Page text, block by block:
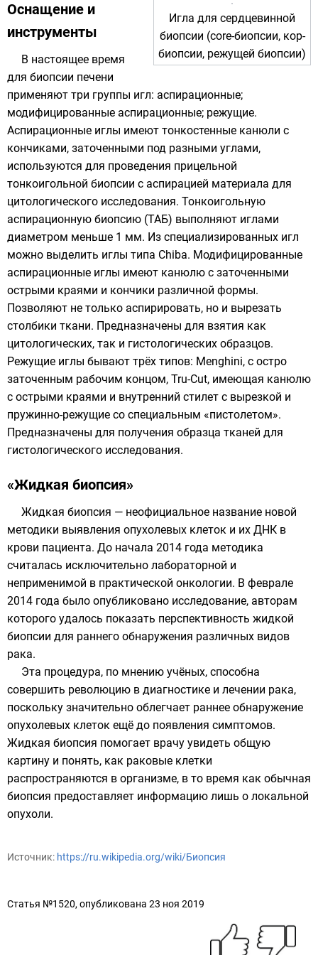
Игла для сердцевинной
биопсии (core-биопсии, кор-
биопсии, режущей биопсии)
Оснащение и
инструменты
В настоящее время
для биопсии печени
применяют три группы игл: аспирационные;
модифицированные аспирационные; режущие.
Аспирационные иглы имеют тонкостенные канюли с
кончиками, заточенными под разными углами,
используются для проведения прицельной
тонкоигольной биопсии с аспирацией материала для
цитологического исследования. Тонкоигольную
аспирационную биопсию (ТАБ) выполняют иглами
диаметром меньше 1 мм. Из специали­зи­ро­ван­ных игл
можно выделить иглы типа Chiba. Модифицированные
аспирационные иглы имеют канюлю с заточенными
острыми краями и кончики различной формы.
Позволяют не только аспирировать, но и вырезать
столбики ткани. Предназначены для взятия как
цитологических, так и гистологических образцов.
Режущие иглы бывают трёх типов: Menghini, с остро
заточенным рабочим концом, Tru-Cut, имеющая канюлю
с острыми краями и внутренний стилет с вырезкой и
пружинно-режущие со специальным «пистолетом».
Предназначены для получения образца тканей для
гистологического исследования.
«Жидкая биопсия»
Жидкая биопсия — неофициальное название новой
методики выявления опухолевых клеток и их ДНК в
крови пациента. До начала 2014 года методика
считалась исключительно лабораторной и
неприменимой в практической онкологии. В феврале
2014 года было опубликовано исследование, авторам
которого удалось показать перспективность жидкой
биопсии для раннего обнаружения различных видов
рака.
Эта процедура, по мнению учёных, способна
совершить революцию в диагностике и лечении рака,
поскольку значительно облегчает раннее обнаружение
опухолевых клеток ещё до появления симптомов.
Жидкая биопсия помогает врачу увидеть общую
картину и понять, как раковые клетки
распространяются в организме, в то время как обычная
биопсия предоставляет информацию лишь о локальной
опухоли.
Источник: https://ru.wikipedia.org/wiki/Биопсия
Статья №1520, опубликована 23 ноя 2019